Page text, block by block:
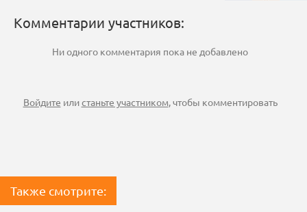
Комментарии участников:
Ни одного комментария пока не добавлено
Войдите илистаньте участником, чтобы комментировать
Также смотрите: